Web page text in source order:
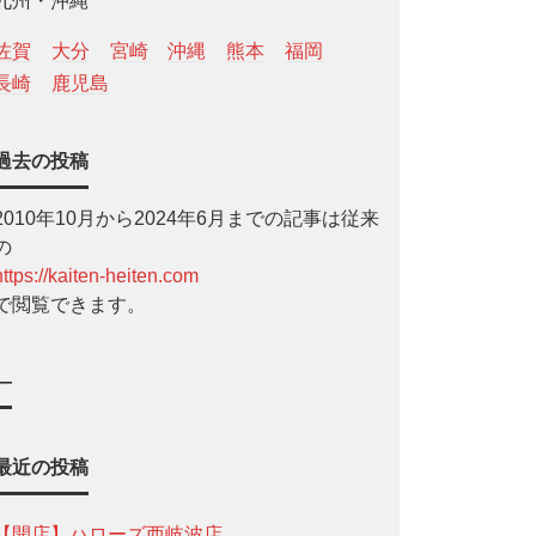
賀 大分 宮崎 沖縄 熊本
福岡
崎
鹿児島
去の投稿
年10月から2024年6月までの記事は従来
kaiten-heiten.com
閲覧できます。
近の投稿